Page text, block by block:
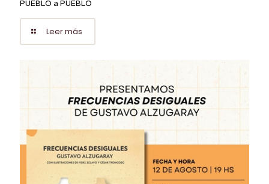
PUEBLO a PUEBLO
Leer más